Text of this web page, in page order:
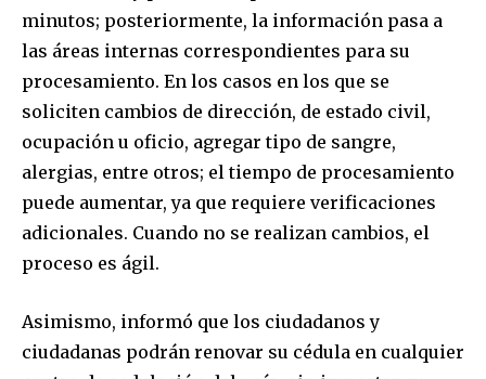
minutos; posteriormente, la información pasa a
las áreas internas correspondientes para su
procesamiento. En los casos en los que se
soliciten cambios de dirección, de estado civil,
ocupación u oficio, agregar tipo de sangre,
alergias, entre otros; el tiempo de procesamiento
puede aumentar, ya que requiere verificaciones
adicionales. Cuando no se realizan cambios, el
proceso es ágil.
Asimismo, informó que los ciudadanos y
ciudadanas podrán renovar su cédula en cualquier